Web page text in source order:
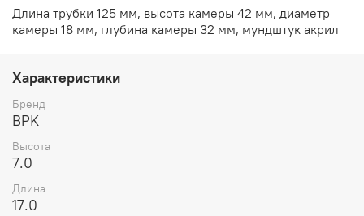
Длина трубки 125 мм, высота камеры 42 мм, диаметр
камеры 18 мм, глубина камеры 32 мм, мундштук акрил
Характеристики
Бренд
BPK
Высота
7.0
Длина
17.0